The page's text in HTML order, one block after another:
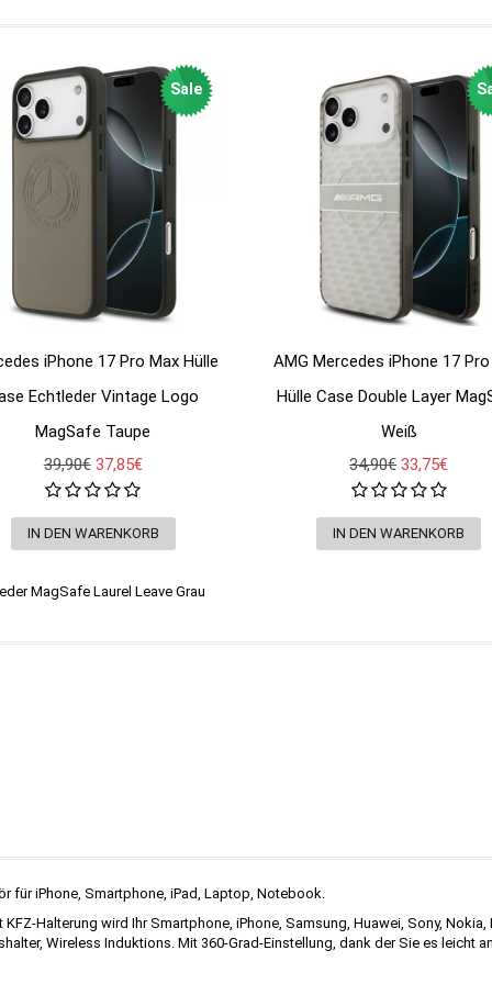
Sale
iPhone 17 Pro Max Hülle
Echtleder Vintage Logo
MagSafe Taupe
39,90€ 37,85€
AMG Mercedes iPhone 17
Hülle Case Double Layer
Weiß
34,90€ 33,75€
MagSafe Laurel Leave Grau
für iPhone, Smartphone, iPad, Laptop, Notebook.
Halterung wird Ihr Smartphone, iPhone, Samsung, Huawei, Sony,
Wireless Induktions. Mit 360-Grad-Einstellung, dank der Sie es leicht